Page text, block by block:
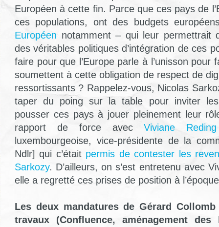
Européen à cette fin. Parce que ces pays de
ces populations, ont des budgets
Européen notamment – qui leur
des véritables politiques d’intégration de ces
faire pour que l’Europe parle à l’unisson pour
soumettent à cette obligation de respect de
ressortissants ? Rappelez-vous, Nicolas
taper du poing sur la table pour inviter
pousser ces pays à jouer pleinement leur
rapport de force avecViviane Reding
luxembourgeoise, vice-présidente de la
Ndlr] qui c’était permis de contester les
Sarkozy. D’ailleurs, on s’est entretenu avec
elle a regretté ces prises de position à
Les deux mandatures de Gérard
travaux (Confluence, aménagement